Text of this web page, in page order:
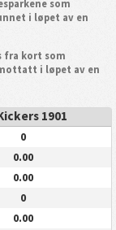
som
i løpet av en
fra kort som
i løpet av en
1901
0
0.00
0.00
0
0.00